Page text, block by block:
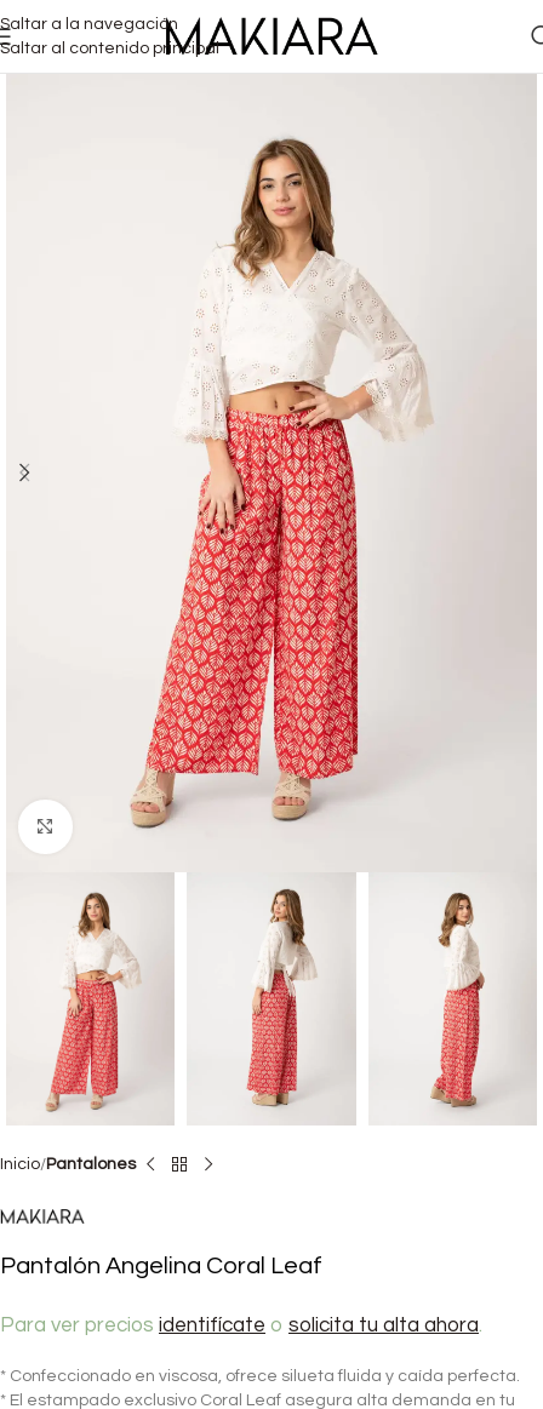
Saltar a la navegación
Saltar al contenido principal
Haga clic para ampliar
Inicio Pantalones
Pantalón Angelina Coral Leaf
Para ver precios identifícate o solicita tu alta ahora.
* Confeccionado en viscosa, ofrece silueta fluida y caída perfecta.
* El estampado exclusivo Coral Leaf asegura alta demanda en tu